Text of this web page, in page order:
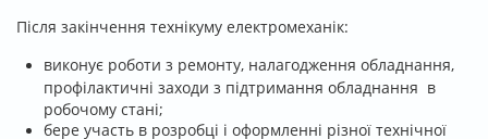
Після закінчення технікуму електромеханік:
виконує роботи з ремонту, налагодження обладнання,
профілактичні заходи з підтримання обладнання в
робочому стані;
бере участь в розробці і оформленні різної технічної